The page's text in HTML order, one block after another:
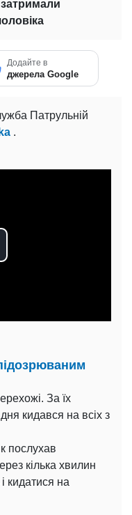
Додайте в
джерела Google
Патрульній
.
За їх
кидався на всіх з
послухав
кілька хвилин
кидатися на